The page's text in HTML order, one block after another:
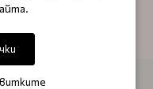
БЮЛЕТИН